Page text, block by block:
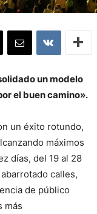
un modelo
el buen camino».
un éxito rotundo,
máximos
días, del 19 al 28
calles,
de público
más